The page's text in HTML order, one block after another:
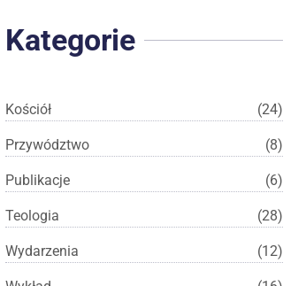
Kategorie
Kościół (24)
Przywództwo (8)
Publikacje (6)
Teologia (28)
Wydarzenia (12)